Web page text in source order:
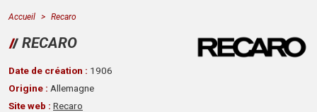
Accueil Recaro
RECARO
Date de création : 1906
Origine : Allemagne
Site web : Recaro